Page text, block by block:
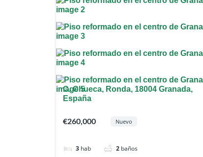
C. Chueca, Ronda, 18004 Granada,
España
€260,000 Nuevo
3 hab 2 baños